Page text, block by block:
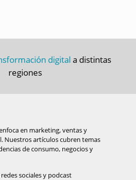
digital a distintas
regiones
en marketing, ventas y
Nuestros artículos cubren temas
de consumo, negocios y
sociales y podcast